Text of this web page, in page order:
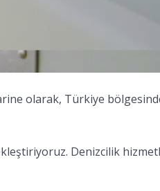
olarak, Türkiye
Denizcilik